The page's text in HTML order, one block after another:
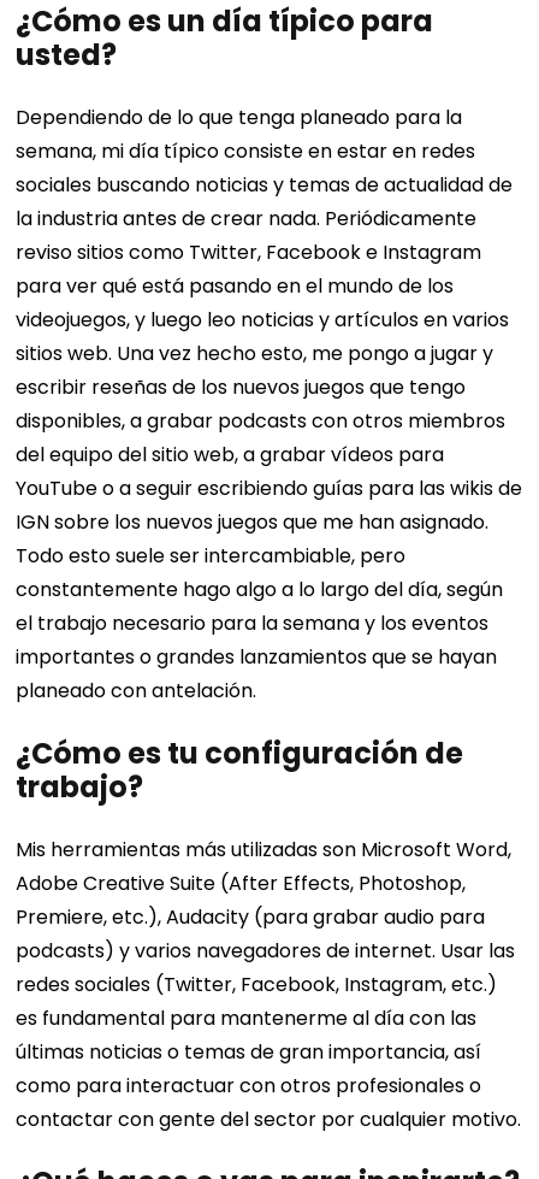
¿Cómo es un día típico para
usted?
Dependiendo de lo que tenga planeado para la
semana, mi día típico consiste en estar en redes
sociales buscando noticias y temas de actualidad de
la industria antes de crear nada. Periódicamente
reviso sitios como Twitter, Facebook e Instagram
para ver qué está pasando en el mundo de los
videojuegos, y luego leo noticias y artículos en varios
sitios web. Una vez hecho esto, me pongo a jugar y
escribir reseñas de los nuevos juegos que tengo
disponibles, a grabar podcasts con otros miembros
del equipo del sitio web, a grabar vídeos para
YouTube o a seguir escribiendo guías para las wikis de
IGN sobre los nuevos juegos que me han asignado.
Todo esto suele ser intercambiable, pero
constantemente hago algo a lo largo del día, según
el trabajo necesario para la semana y los eventos
importantes o grandes lanzamientos que se hayan
planeado con antelación.
¿Cómo es tu configuración de
trabajo?
Mis herramientas más utilizadas son Microsoft Word,
Adobe Creative Suite (After Effects, Photoshop,
Premiere, etc.), Audacity (para grabar audio para
podcasts) y varios navegadores de internet. Usar las
redes sociales (Twitter, Facebook, Instagram, etc.)
es fundamental para mantenerme al día con las
últimas noticias o temas de gran importancia, así
como para interactuar con otros profesionales o
contactar con gente del sector por cualquier motivo.